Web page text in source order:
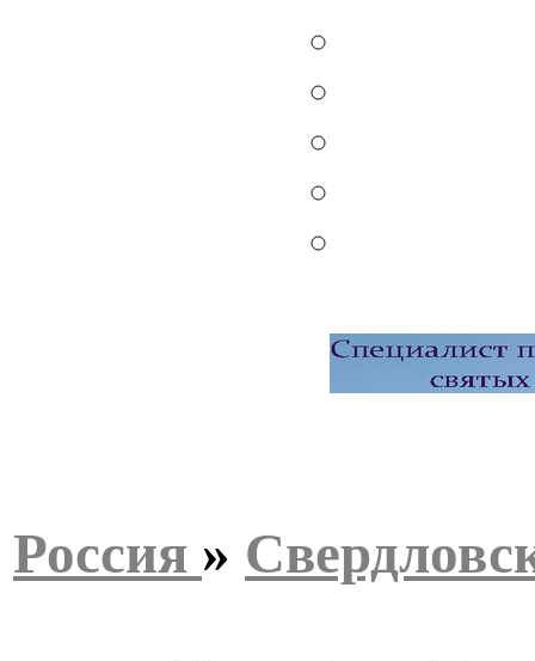
Россия »